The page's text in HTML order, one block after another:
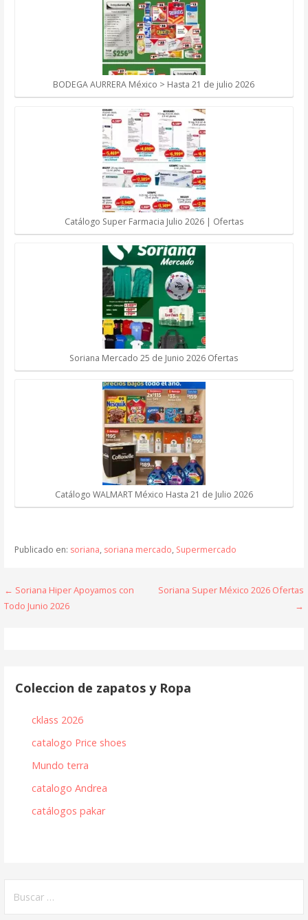
BODEGA AURRERA México > Hasta 21 de julio 2026
Catálogo Super Farmacia Julio 2026 | Ofertas
Soriana Mercado 25 de Junio 2026 Ofertas
Catálogo WALMART México Hasta 21 de Julio 2026
Publicado en: soriana, soriana mercado, Supermercado
Navegación
← Soriana Hiper Apoyamos con
Todo Junio 2026
Soriana Super México 2026 Ofertas
→
Coleccion de zapatos y Ropa
cklass 2026
catalogo Price shoes
Mundo terra
catalogo Andrea
catálogos pakar